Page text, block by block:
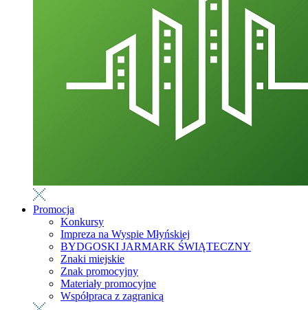
Promocja
Konkursy
Impreza na Wyspie Młyńskiej
BYDGOSKI JARMARK ŚWIĄTECZNY
Znaki miejskie
Znak promocyjny
Materiały promocyjne
Współpraca z zagranicą